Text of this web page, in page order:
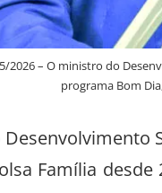
2026 – O ministro do
programa Bom
Família